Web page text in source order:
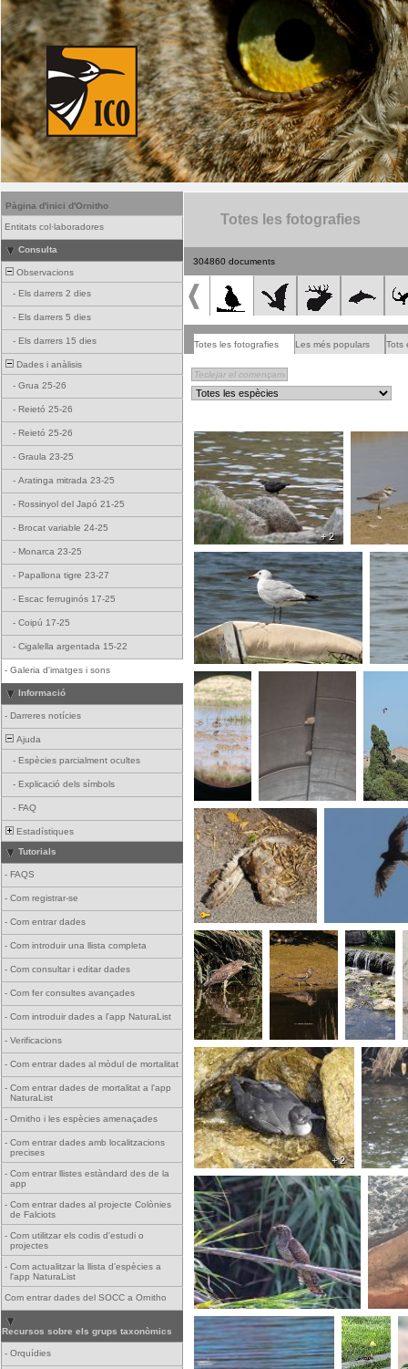
Pàgina d'inici d'Ornitho
Entitats col·laboradores
Consulta
Observacions
- Els darrers 2 dies
- Els darrers 5 dies
- Els darrers 15 dies
Dades i anàlisis
- Grua 25-26
- Reietó 25-26
- Reietó 25-26
- Graula 23-25
- Aratinga mitrada 23-25
- Rossinyol del Japó 21-25
- Brocat variable 24-25
- Monarca 23-25
- Papallona tigre 23-27
- Escac ferruginós 17-25
- Coipú 17-25
- Cigalella argentada 15-22
- Galeria d'imatges i sons
Informació
- Darreres notícies
Ajuda
- Espècies parcialment ocultes
- Explicació dels símbols
- FAQ
Estadístiques
Tutorials
- FAQS
- Com registrar-se
- Com entrar dades
- Com introduir una llista completa
- Com consultar i editar dades
- Com fer consultes avançades
- Com introduir dades a l'app NaturaList
- Verificacions
- Com entrar dades al mòdul de mortalitat
- Com entrar dades de mortalitat a l'app
NaturaList
- Ornitho i les espècies amenaçades
- Com entrar dades amb localitzacions
precises
- Com entrar llistes estàndard des de la
app
- Com entrar dades al projecte Colònies
de Falciots
- Com utilitzar els codis d'estudi o
projectes
- Com actualitzar la llista d'espècies a
l'app NaturaList
Com entrar dades del SOCC a Ornitho
Recursos sobre els grups taxonòmics
- Orquídies
Totes les fotografies
304860 documents
Totes les fotografies Les més populars Tots
+ 2
+ 2